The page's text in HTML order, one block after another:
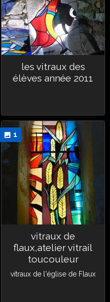
les vitraux des
élèves année 2011
1
vitraux de
flaux,atelier vitrail
toucouleur
vitraux de l'église de Flaux